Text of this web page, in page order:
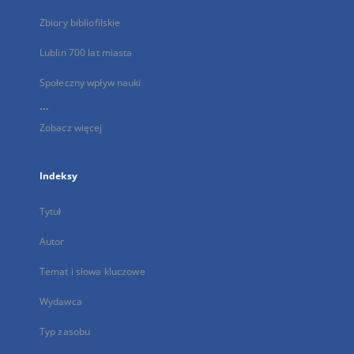
Zbiory bibliofilskie
Lublin 700 lat miasta
Społeczny wpływ nauki
...
Zobacz więcej
Indeksy
Tytuł
Autor
Temat i słowa kluczowe
Wydawca
Typ zasobu